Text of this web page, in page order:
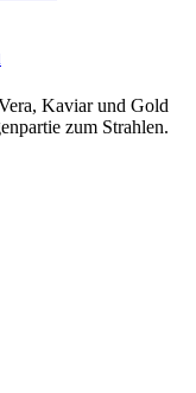
Kaviar und Gold
zum Strahlen.